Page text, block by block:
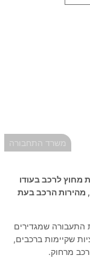
משרד התחבורה
מחוץ לרכב בעודו
מהירות הרכב בעת
התעבורה שמגדירים
שקיימות ברכבים,
מרחוק.